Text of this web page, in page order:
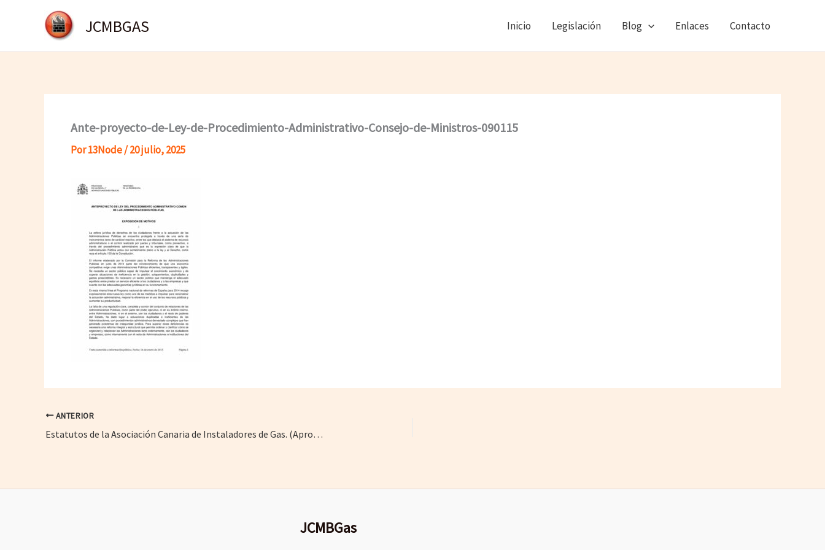
JCMBGAS Inicio Legislación Blog Enlaces Contacto
Ante-proyecto-de-Ley-de-Procedimiento-Administrativo-Consejo-de-Ministros-090115
Por13Node/20 julio, 2025
ANTERIOR
Estatutos de la Asociación Canaria de Instaladores de Gas. (Aprobados el 7 de julio de 2012)
JCMBGas